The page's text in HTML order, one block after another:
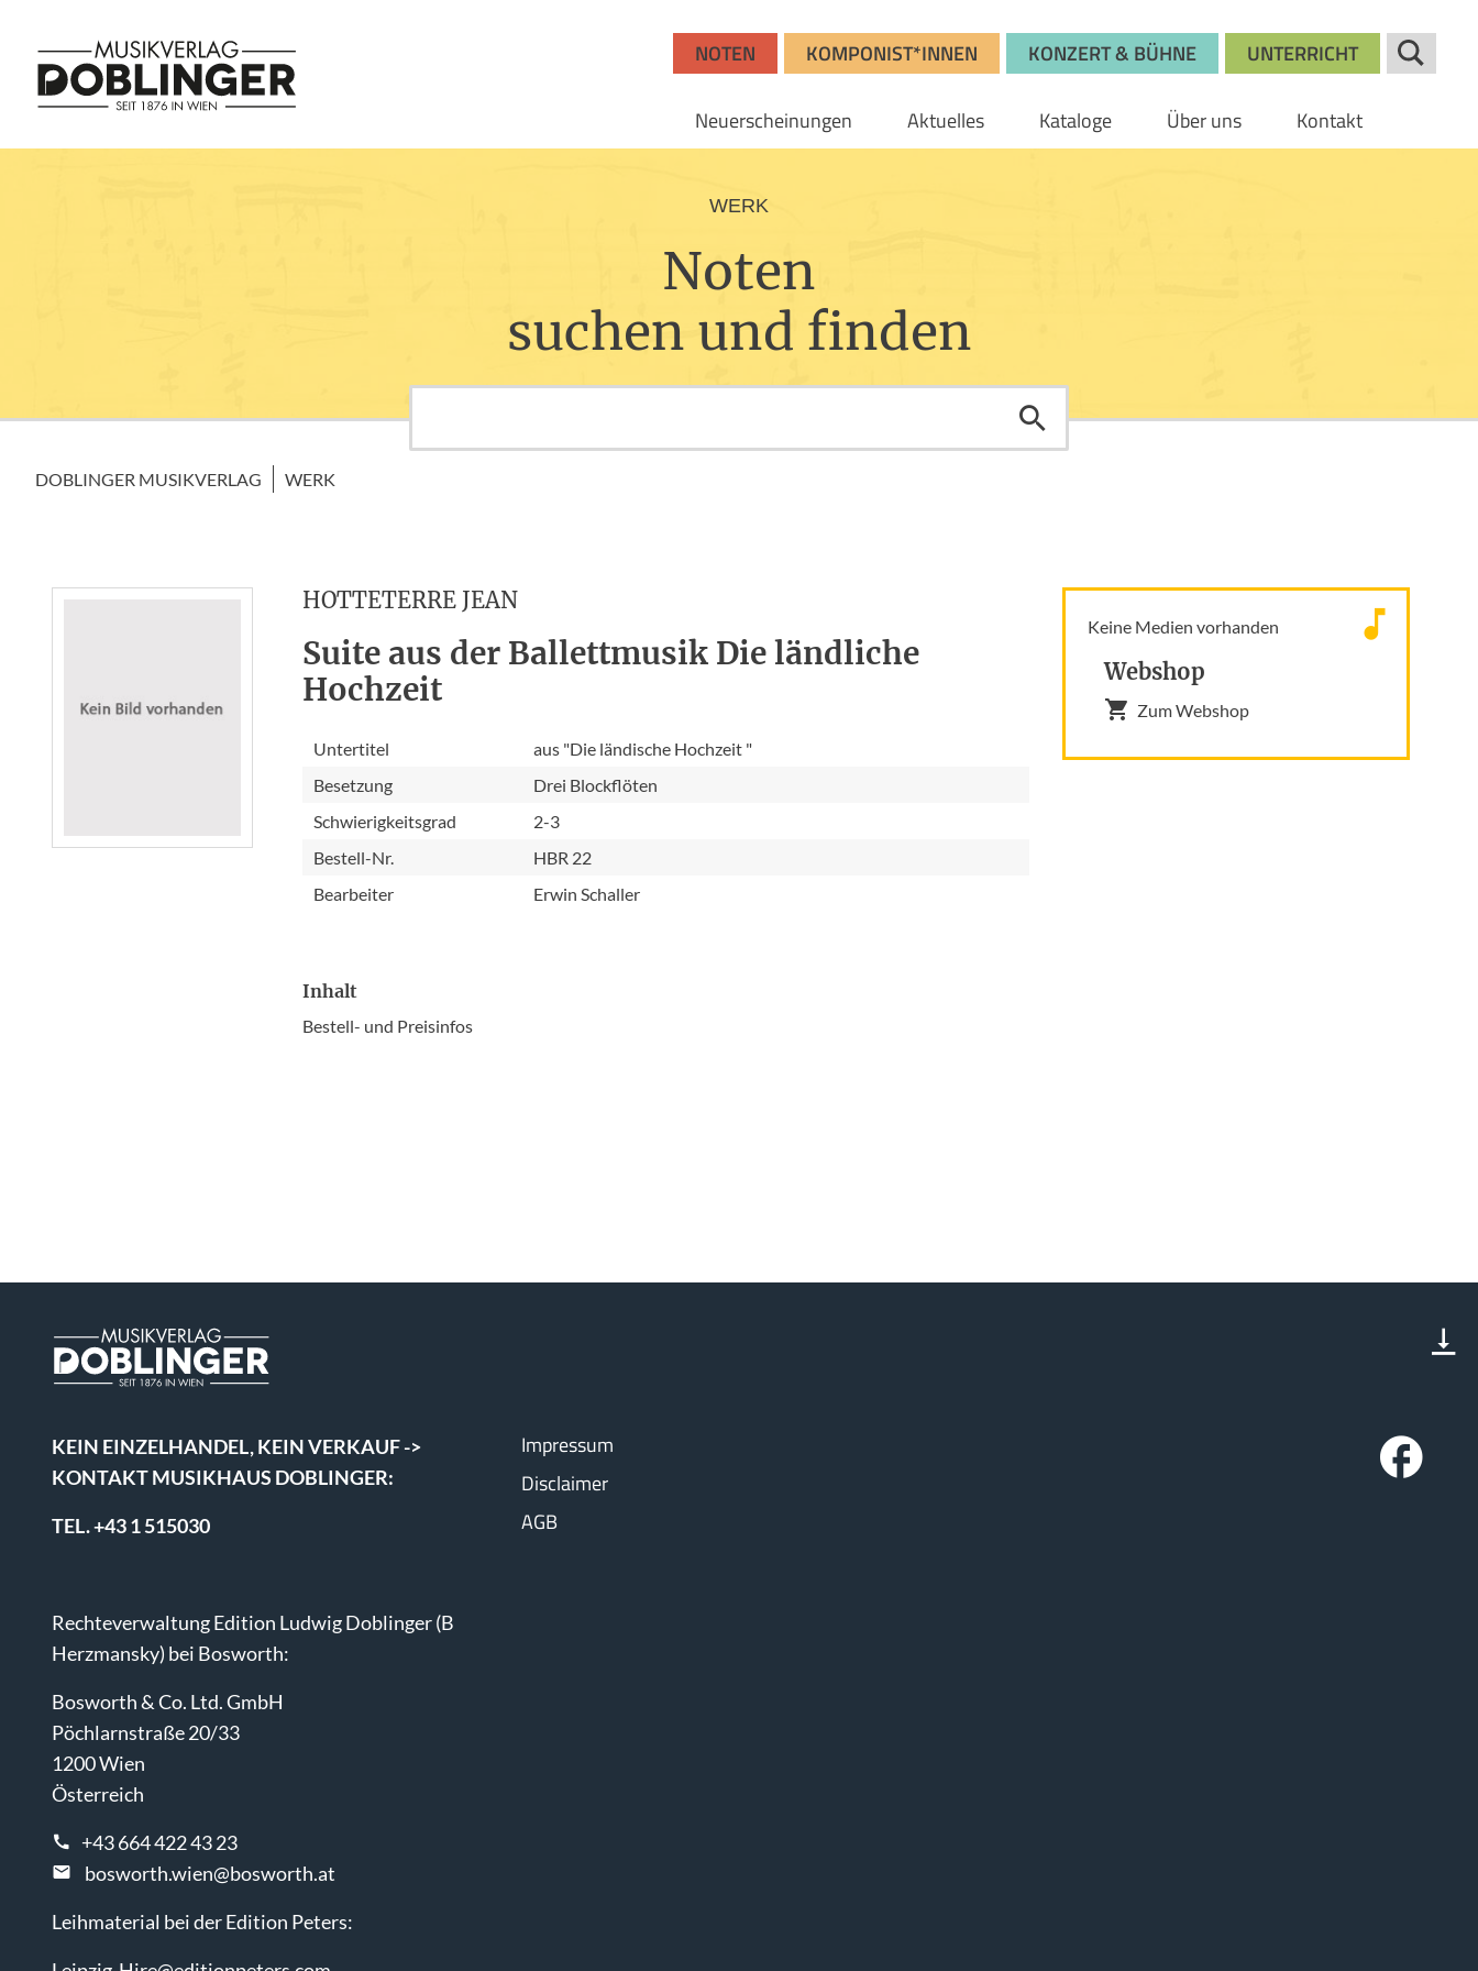
NOTEN KOMPONIST*INNEN KONZERT & BÜHNE UNTERRICHT
Neuerscheinungen Aktuelles Kataloge Über uns Kontakt
WERK
Noten
suchen und finden
DOBLINGER MUSIKVERLAG WERK
HOTTETERRE JEAN
Suite aus der Ballettmusik Die ländliche
Hochzeit
Untertitel
aus "Die ländische Hochzeit "
Besetzung
Drei Blockflöten
Schwierigkeitsgrad
2-3
Bestell-Nr.
HBR 22
Bearbeiter
Erwin Schaller
Keine Medien vorhanden
Webshop
Zum Webshop
Inhalt
Bestell- und Preisinfos
KEIN EINZELHANDEL, KEIN VERKAUF ->
KONTAKT MUSIKHAUS DOBLINGER:
TEL. +43 1 515030
Rechteverwaltung Edition Ludwig Doblinger (B
Herzmansky) bei Bosworth:
Bosworth & Co. Ltd. GmbH
Pöchlarnstraße 20/33
1200 Wien
Österreich
+43 664 422 43 23
bosworth.wien@bosworth.at
Leihmaterial bei der Edition Peters:
Impressum
Disclaimer
AGB